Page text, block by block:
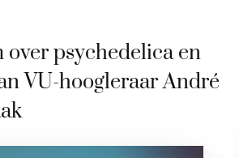
over psychedelica en
VU-hoogleraar André